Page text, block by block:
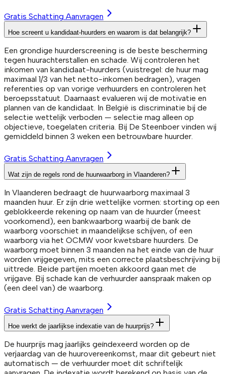
Gratis Schatting Aanvragen
Hoe screent u kandidaat-huurders en waarom is dat belangrijk?
Een grondige huurderscreening is de beste bescherming
tegen huurachterstallen en schade. Wij controleren het
inkomen van kandidaat-huurders (vuistregel: de huur mag
maximaal 1/3 van het netto-inkomen bedragen), vragen
referenties op van vorige verhuurders en controleren het
beroepsstatuut. Daarnaast evalueren wij de motivatie en
plannen van de kandidaat. In België is discriminatie bij de
selectie wettelijk verboden — selectie mag alleen op
objectieve, toegelaten criteria. Bij De Steenboer vinden wij
gemiddeld binnen 3 weken een betrouwbare huurder.
Gratis Schatting Aanvragen
Wat zijn de regels rond de huurwaarborg in Vlaanderen?
In Vlaanderen bedraagt de huurwaarborg maximaal 3
maanden huur. Er zijn drie wettelijke vormen: storting op een
geblokkeerde rekening op naam van de huurder (meest
voorkomend), een bankwaarborg waarbij de bank de
waarborg voorschiet in maandelijkse schijven, of een
waarborg via het OCMW voor kwetsbare huurders. De
waarborg moet binnen 3 maanden na het einde van de huur
worden vrijgegeven, mits een correcte plaatsbeschrijving bij
uittrede. Beide partijen moeten akkoord gaan met de
vrijgave. Bij schade kan de verhuurder aanspraak maken op
(een deel van) de waarborg.
Gratis Schatting Aanvragen
Hoe werkt de jaarlijkse indexatie van de huurprijs?
De huurprijs mag jaarlijks geïndexeerd worden op de
verjaardag van de huurovereenkomst, maar dit gebeurt niet
automatisch — de verhuurder moet dit schriftelijk